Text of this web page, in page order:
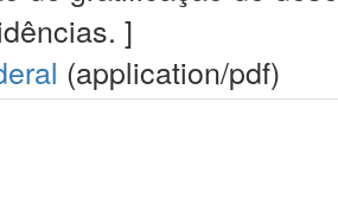
]
(application/pdf)